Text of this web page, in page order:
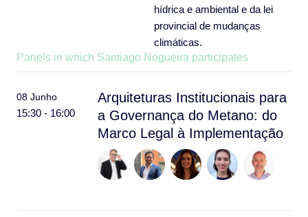
hídrica e ambiental e da lei
provincial de mudanças
climáticas.
Panels in which Santiago Nogueira participates
08 Junho
15:30 - 16:00
Arquiteturas Institucionais para
a Governança do Metano: do
Marco Legal à Implementação